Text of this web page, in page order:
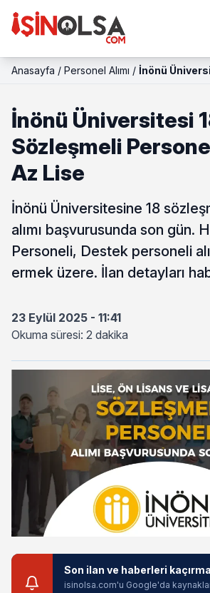
Anasayfa / Personel Alımı / İnönü
İnönü Üniversitesi
Sözleşmeli
Az Lise
İnönü Üniversitesine 18
alımı başvurusunda son gün.
Personeli, Destek personeli
ermek üzere. İlan detayları
23 Eylül 2025 - 11:41
Okuma süresi: 2 dakika
Son ilan ve haberleri
isinolsa.com'u Google'da